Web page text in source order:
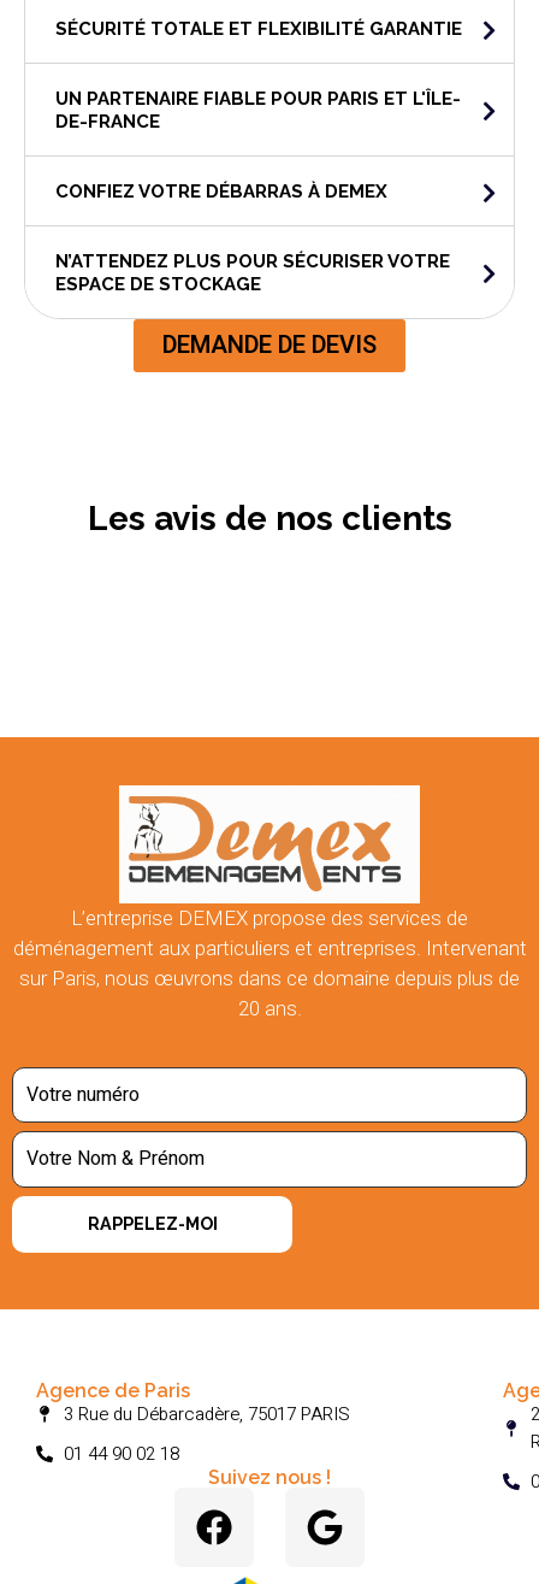
SÉCURITÉ TOTALE ET FLEXIBILITÉ GARANTIE
UN PARTENAIRE FIABLE POUR PARIS ET L'ÎLE-
DE-FRANCE
CONFIEZ VOTRE DÉBARRAS À DEMEX
N’ATTENDEZ PLUS POUR SÉCURISER VOTRE
ESPACE DE STOCKAGE
DEMANDE DE DEVIS
Les avis de nos clients
L’entreprise DEMEX propose des services de
déménagement aux particuliers et entreprises. Intervenant
sur Paris, nous œuvrons dans ce domaine depuis plus de
20 ans.
RAPPELEZ-MOI
Agence de Paris
3 Rue du Débarcadère, 75017 PARIS
01 44 90 02 18
Suivez nous !